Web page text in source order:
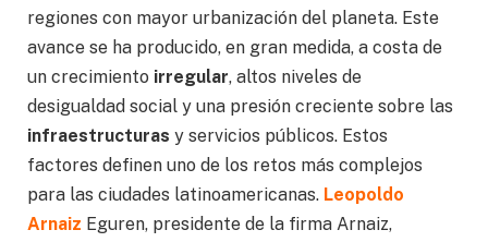
regiones con mayor urbanización del planeta. Este
avance se ha producido, en gran medida, a costa de
un crecimiento irregular, altos niveles de
desigualdad social y una presión creciente sobre las
infraestructuras y servicios públicos. Estos
factores definen uno de los retos más complejos
para las ciudades latinoamericanas. Leopoldo
Arnaiz Eguren, presidente de la firma Arnaiz,